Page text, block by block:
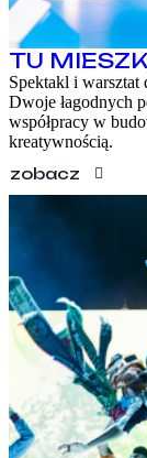
TU
Spektakl i warsztat
Dwoje łagodnych
współpracy w
kreatywnością.
zobacz